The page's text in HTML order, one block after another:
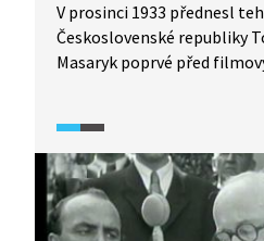
V prosinci 1933 přednesl
Československé republiky
Masaryk poprvé před
komunistického režimu v
projevů. K prvorepublikové
prezident Miloš Zeman.
vánočního projevu Edvarda